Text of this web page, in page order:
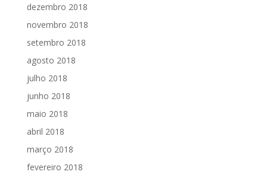
dezembro 2018
novembro 2018
setembro 2018
agosto 2018
julho 2018
junho 2018
maio 2018
abril 2018
março 2018
fevereiro 2018